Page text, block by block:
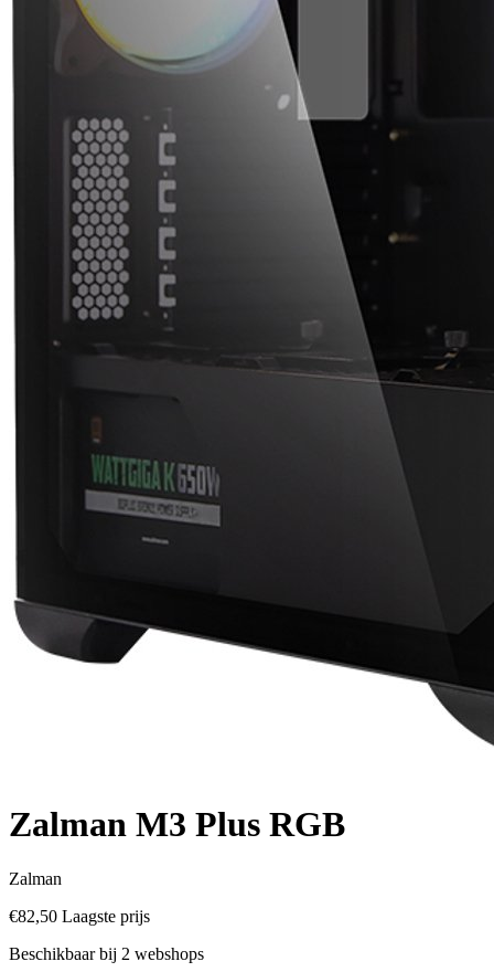
Zalman M3 Plus RGB
Zalman
€82,50 Laagste prijs
Beschikbaar bij 2 webshops